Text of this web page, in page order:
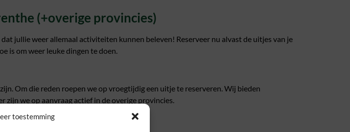
toestemming
(+overige provincies)
jullie weer allemaal activiteiten kunnen beleven! Reserveer nu alvast de uitjes van je
is om weer leuke dingen te doen.
Om die reden roepen we op vroegtijdig een uitje te reserveren. Wij bieden
we op aanvraag actief in de overige provincies.